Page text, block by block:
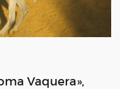
Vaquera»,